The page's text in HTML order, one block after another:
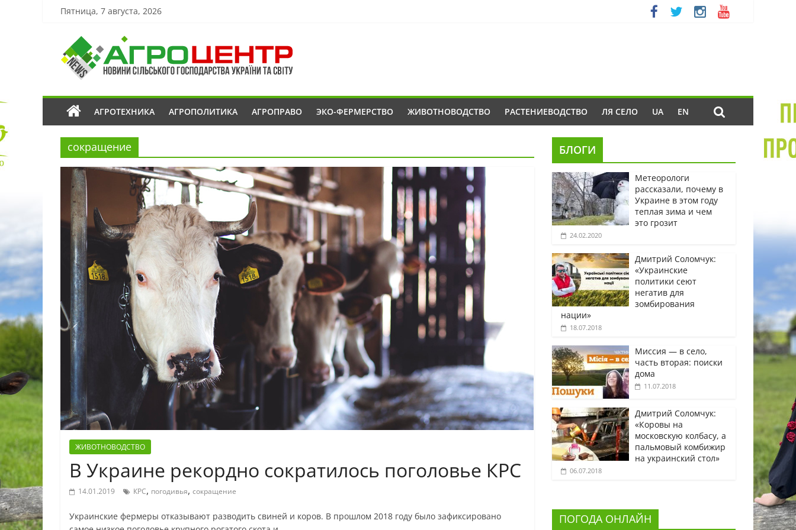
Пятница, 7 августа, 2026
АГРОТЕХНИКА АГРОПОЛИТИКА АГРОПРАВО ЭКО-ФЕРМЕРСТВО ЖИВОТНОВОДСТВО РАСТЕНИЕВОДСТВО ЛЯ СЕЛО UA EN
сокращение
ЖИВОТНОВОДСТВО
В Украине рекордно сократилось поголовье КРС
14.01.2019 КРС, погодивья, сокращение
Украинские фермеры отказывают разводить свиней и коров. В прошлом 2018 году было зафиксировано
БЛОГИ
Метеорологи
рассказали, почему в
Украине в этом году
теплая зима и чем
это грозит
24.02.2020
Дмитрий Соломчук:
«Украинские
политики сеют
негатив для
зомбирования
нации»
18.07.2018
Миссия — в село,
часть вторая: поиски
дома
11.07.2018
Дмитрий Соломчук:
«Коровы на
московскую колбасу, а
пальмовый комбижир
на украинский стол»
06.07.2018
ПОГОДА ОНЛАЙН